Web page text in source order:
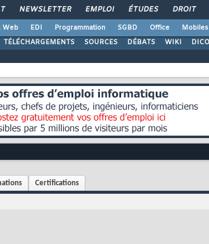
NEWSLETTER EMPLOI ÉTUDES DROIT
Web EDI Programmation SGBD Office Mobiles
TÉLÉCHARGEMENTS SOURCES DÉBATS WIKI DICO
Certifications